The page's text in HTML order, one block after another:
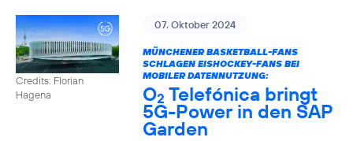
Credits: Florian
Hagena
07. Oktober 2024
MÜNCHENER BASKETBALL-FANS
SCHLAGEN EISHOCKEY-FANS BEI
MOBILER DATENNUTZUNG:
O2 Telefónica bringt
5G-Power in den SAP
Garden